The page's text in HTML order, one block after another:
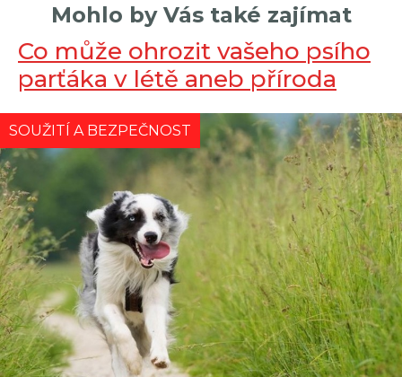
Mohlo by Vás také zajímat
Co může ohrozit vašeho psího
parťáka v létě aneb příroda
útočí
SOUŽITÍ A BEZPEČNOST